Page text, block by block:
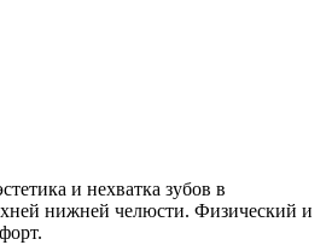
и нехватка зубов в
нижней челюсти. Физический и